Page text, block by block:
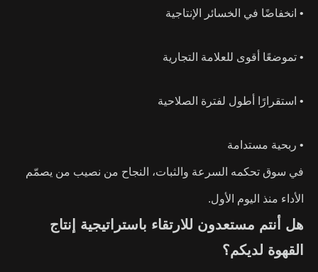
• انخفاضًا في الخسائر الإنتاجية
• تموضعًا أقوى للعلامة التجارية
• استقرارًا أطول لفترة الصلاحية
• ربحية مستدامة
في سوق تحكمه السرعة والثبات، النجاح من نصيب من يصمّم
الأداء منذ اليوم الأول.
هل أنتم مستعدون للارتقاء باستراتيجية إنتاج
القهوة لديكم؟